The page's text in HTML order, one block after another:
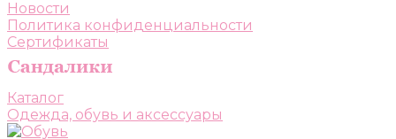
Новости
Политика конфиденциальности
Сертификаты
Каталог
Одежда, обувь и аксессуары